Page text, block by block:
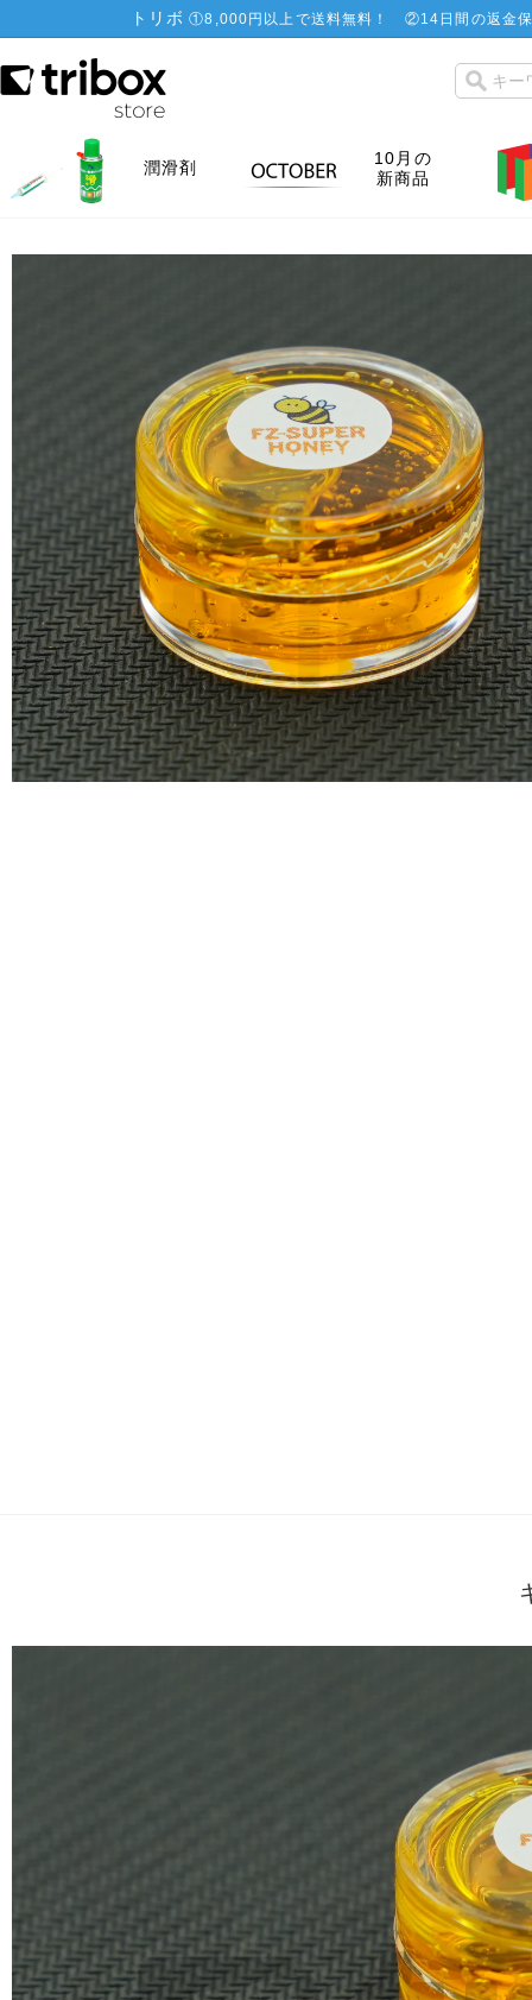
トリボ ①8,000円以上で送料無料！ ②14日間の返金
潤滑剤
10月の
新商品